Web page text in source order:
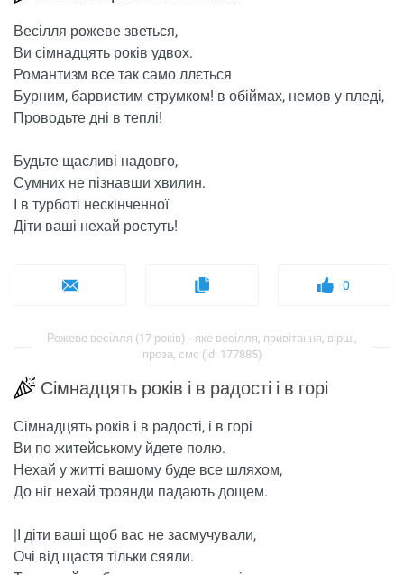
Весілля рожеве зветься,
Ви сімнадцять років удвох.
Романтизм все так само ллється
Бурним, барвистим струмком! в обіймах, немов у пледі,
Проводьте дні в теплі!
Будьте щасливі надовго,
Сумних не пізнавши хвилин.
І в турботі нескінченної
Діти ваші нехай ростуть!
0
Рожеве весілля (17 років) - яке весілля, привітання, вірші,
проза, смс (id: 177885)
Сімнадцять років і в радості і в горі
Сімнадцять років і в радості, і в горі
Ви по житейському йдете полю.
Нехай у житті вашому буде все шляхом,
До ніг нехай троянди падають дощем.
|І діти ваші щоб вас не засмучували,
Очі від щастя тільки сяяли.